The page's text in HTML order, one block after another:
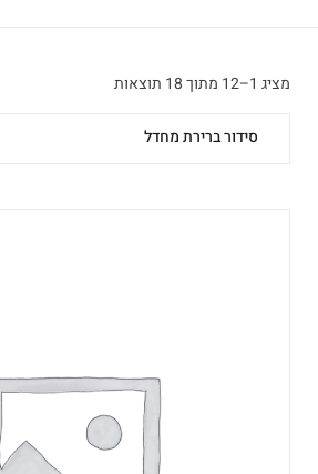
מציג 1–12 מתוך 18 תוצאות
סידור ברירת מחדל